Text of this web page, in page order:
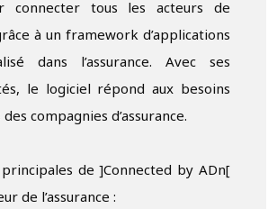
connecter tous les acteurs de
à un framework d’applications
dans l’assurance. Avec ses
le logiciel répond aux besoins
compagnies d’assurance.
de ]Connected by ADn[
de l’assurance :